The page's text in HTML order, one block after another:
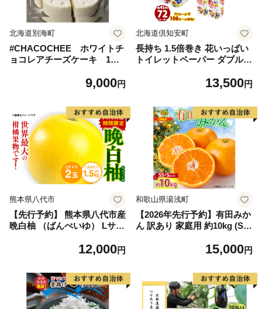
北海道別海町
#CHACOCHEE ホワイトチ
ョコレアチーズケーキ 1ホ
海町,チーズ,ちーず,チーズケ
9,000円
北海道倶知安町
長持ち 1.5倍巻き 花いっぱい
トイレットペーパー ダブル 4
プリント ハーブ 香り付き 日
品 備蓄 送料無料 北海道 倶知
安町 日用品
13,500円
熊本県八代市
【先行予約】 熊本県八代市産
晩白柚 （ばんぺいゆ） Lサイ
もの フルーツ おやつ 特産 熊
12,000円
和歌山県湯浅町
【2026年先行予約】有田みか
ん 訳あり 家庭用 約10kg (S
ん フルーツ 柑橘 果物 果実
6098
15,000円